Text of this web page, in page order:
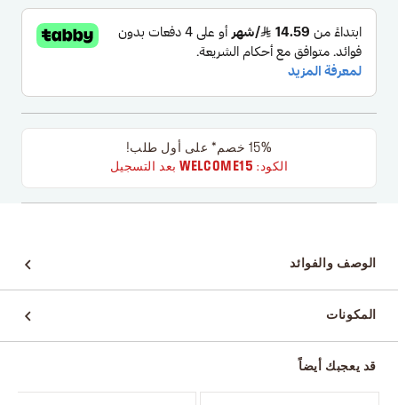
15% خصم* على أول طلب!
الكود: WELCOME15بعد التسجيل
الوصف والفوائد
المكونات
قد يعجبك أيضاً